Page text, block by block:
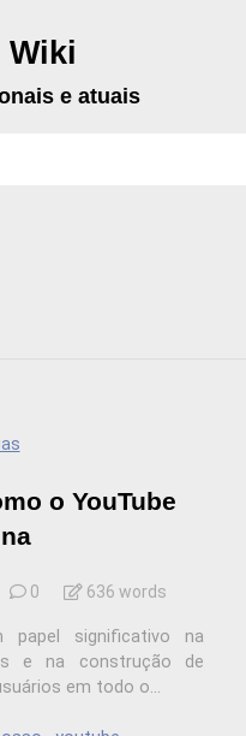
Wiki
e atuais
o YouTube
0 636 words
papel significativo na
e na construção de
em todo o...